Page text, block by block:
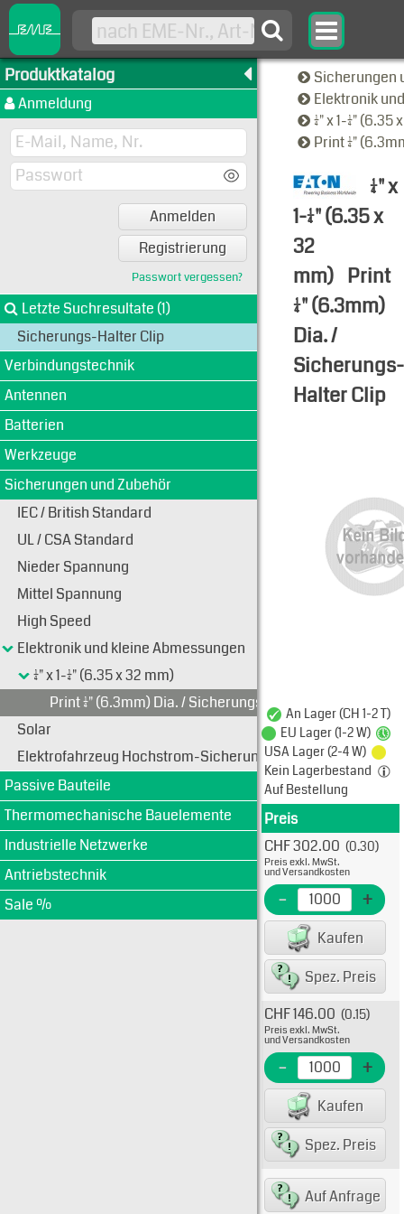
Produktkatalog
Anmeldung
Anmelden
Registrierung
Passwort vergessen?
Letzte Suchresultate (1)
Sicherungs-Halter Clip
Verbindungstechnik
Antennen
Batterien
Werkzeuge
Sicherungen und Zubehör
IEC / British Standard
UL / CSA Standard
Nieder Spannung
Mittel Spannung
High Speed
Elektronik und kleine Abmessungen
1/4" x 1-1/4" (6.35 x 32 mm)
Print 1/4" (6.3mm) Dia. / Sicherungs-Halter Clip
Solar
Elektrofahrzeug Hochstrom-Sicherungen
Passive Bauteile
Thermomechanische Bauelemente
Industrielle Netzwerke
Antriebstechnik
Sale %
Sicherungen
Elektronik
1/4" x 1-1/4"
Print 1/4"
1/4" x
1-1/4" (6.35 x
32
mm) Print
1/4" (6.3mm)
Dia. /
Sicherungs-
Halter Clip
An Lager (CH 1-2 T)
EU Lager (1-2 W)
USA Lager (2-4 W)
Kein Lagerbestand
Auf Bestellung
Produkt
Preis
Typ:
EME
CHF 302.00 (0.30)
Preis exkl. MwSt.
und Versandkosten
- +
Kaufen
Spez. Preis
Typ:
EME
CHF 146.00 (0.15)
Preis exkl. MwSt.
und Versandkosten
- +
Kaufen
Spez. Preis
Typ:
Auf Anfrage